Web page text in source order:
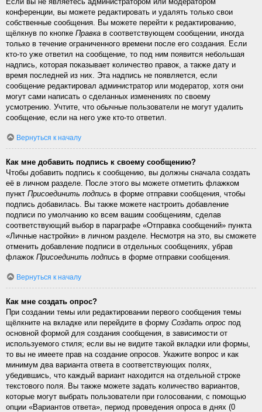
конференции, вы можете редактировать и удалять только свои
собственные сообщения. Вы можете перейти к редактированию,
щёлкнув по кнопке Правка в соответствующем сообщении, иногда
только в течение ограниченного времени после его создания. Если
кто-то уже ответил на сообщение, то под ним появится небольшая
надпись, которая показывает количество правок, а также дату и
время последней из них. Эта надпись не появляется, если
сообщение редактировал администратор или модератор, хотя они
могут сами написать о сделанных изменениях по своему
усмотрению. Учтите, что обычные пользователи не могут удалить
сообщение, если на него уже кто-то ответил.
Вернуться к началу
Как мне добавить подпись к своему сообщению?
Чтобы добавить подпись к сообщению, вы должны сначала создать
её в личном разделе. После этого вы можете отметить флажком
пункт Присоединить подпись в форме отправки сообщения, чтобы
подпись добавилась. Вы также можете настроить добавление
подписи по умолчанию ко всем вашим сообщениям, сделав
соответствующий выбор в параграфе «Отправка сообщений» пункта
«Личные настройки» в личном разделе. Несмотря на это, вы сможете
отменить добавление подписи в отдельных сообщениях, убрав
флажок Присоединить подпись в форме отправки сообщения.
Вернуться к началу
Как мне создать опрос?
При создании темы или редактировании первого сообщения темы
щёлкните на вкладке или перейдите в форму Создать опрос под
основной формой для создания сообщения, в зависимости от
используемого стиля; если вы не видите такой вкладки или формы,
то вы не имеете прав на создание опросов. Укажите вопрос и как
минимум два варианта ответа в соответствующих полях,
убедившись, что каждый вариант находится на отдельной строке
текстового поля. Вы также можете задать количество вариантов,
которые могут выбрать пользователи при голосовании, с помощью
опции «Вариантов ответа», период проведения опроса в днях (0